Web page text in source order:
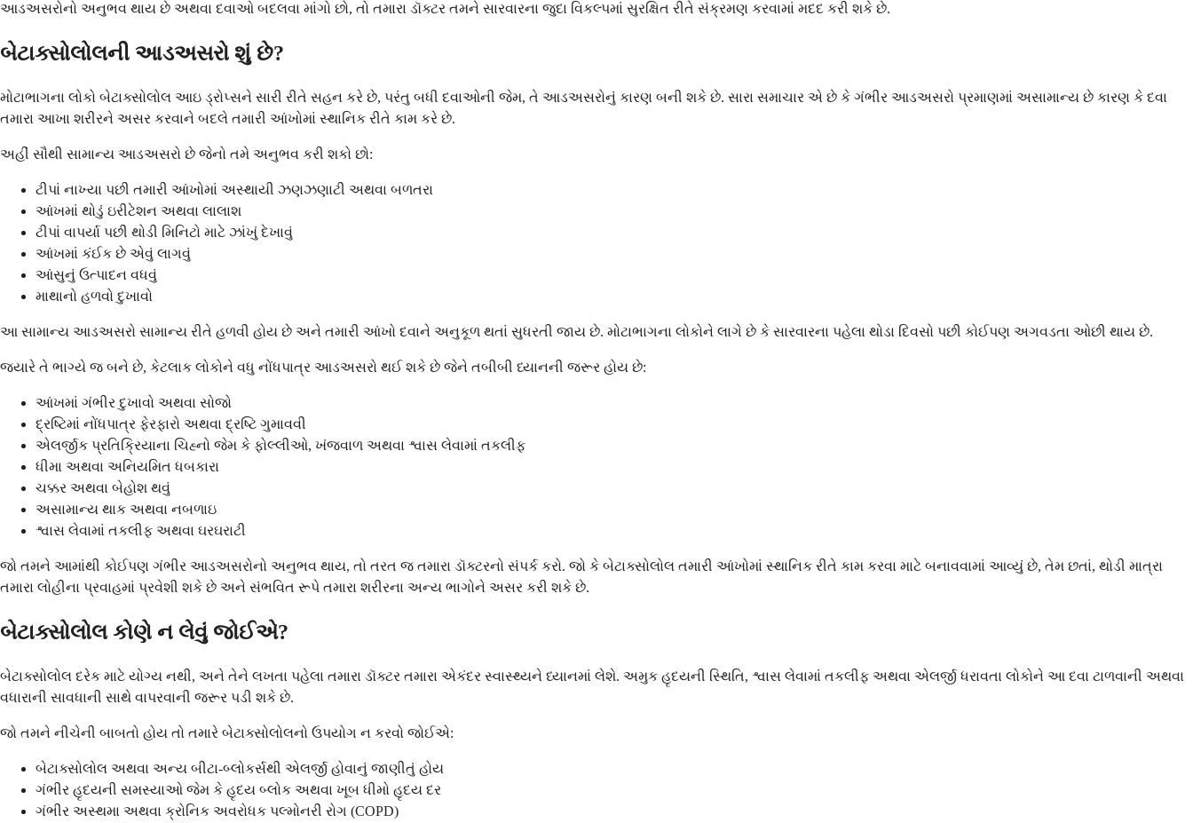
આડઅસરોનો અનુભવ થાય છે અથવા દવાઓ બદલવા માંગો છો, તો તમારા ડૉક્ટર તમને સારવારના જુદા વિકલ્પમાં સુરક્ષિત રીતે સંક્રમણ કરવામાં મદદ કરી શકે છે.
બેટાક્સોલોલની આડઅસરો શું છે?
મોટાભાગના લોકો બેટાક્સોલોલ આઇ ડ્રોપ્સને સારી રીતે સહન કરે છે, પરંતુ બધી દવાઓની જેમ, તે આડઅસરોનું કારણ બની શકે છે. સારા સમાચાર એ છે કે ગંભીર આડઅસરો પ્રમાણમાં અસામાન્ય છે કારણ કે દવા
તમારા આખા શરીરને અસર કરવાને બદલે તમારી આંખોમાં સ્થાનિક રીતે કામ કરે છે.
અહીં સૌથી સામાન્ય આડઅસરો છે જેનો તમે અનુભવ કરી શકો છો:
ટીપાં નાખ્યા પછી તમારી આંખોમાં અસ્થાયી ઝણઝણાટી અથવા બળતરા
આંખમાં થોડું ઇરીટેશન અથવા લાલાશ
ટીપાં વાપર્યા પછી થોડી મિનિટો માટે ઝાંખું દેખાવું
આંખમાં કંઈક છે એવું લાગવું
આંસુનું ઉત્પાદન વધવું
માથાનો હળવો દુખાવો
આ સામાન્ય આડઅસરો સામાન્ય રીતે હળવી હોય છે અને તમારી આંખો દવાને અનુકૂળ થતાં સુધરતી જાય છે. મોટાભાગના લોકોને લાગે છે કે સારવારના પહેલા થોડા દિવસો પછી કોઈપણ અગવડતા ઓછી થાય છે.
જ્યારે તે ભાગ્યે જ બને છે, કેટલાક લોકોને વધુ નોંધપાત્ર આડઅસરો થઈ શકે છે જેને તબીબી ધ્યાનની જરૂર હોય છે:
આંખમાં ગંભીર દુખાવો અથવા સોજો
દ્રષ્ટિમાં નોંધપાત્ર ફેરફારો અથવા દ્રષ્ટિ ગુમાવવી
એલર્જીક પ્રતિક્રિયાના ચિહ્નો જેમ કે ફોલ્લીઓ, ખંજવાળ અથવા શ્વાસ લેવામાં તકલીફ
ધીમા અથવા અનિયમિત ધબકારા
ચક્કર અથવા બેહોશ થવું
અસામાન્ય થાક અથવા નબળાઇ
શ્વાસ લેવામાં તકલીફ અથવા ઘરઘરાટી
જો તમને આમાંથી કોઈપણ ગંભીર આડઅસરોનો અનુભવ થાય, તો તરત જ તમારા ડૉક્ટરનો સંપર્ક કરો. જો કે બેટાક્સોલોલ તમારી આંખોમાં સ્થાનિક રીતે કામ કરવા માટે બનાવવામાં આવ્યું છે, તેમ છતાં, થોડી માત્રા
તમારા લોહીના પ્રવાહમાં પ્રવેશી શકે છે અને સંભવિત રૂપે તમારા શરીરના અન્ય ભાગોને અસર કરી શકે છે.
બેટાક્સોલોલ કોણે ન લેવું જોઈએ?
બેટાક્સોલોલ દરેક માટે યોગ્ય નથી, અને તેને લખતા પહેલા તમારા ડૉક્ટર તમારા એકંદર સ્વાસ્થ્યને ધ્યાનમાં લેશે. અમુક હૃદયની સ્થિતિ, શ્વાસ લેવામાં તકલીફ અથવા એલર્જી ધરાવતા લોકોને આ દવા ટાળવાની અથવા
વધારાની સાવધાની સાથે વાપરવાની જરૂર પડી શકે છે.
જો તમને નીચેની બાબતો હોય તો તમારે બેટાક્સોલોલનો ઉપયોગ ન કરવો જોઈએ:
બેટાક્સોલોલ અથવા અન્ય બીટા-બ્લોકર્સથી એલર્જી હોવાનું જાણીતું હોય
ગંભીર હૃદયની સમસ્યાઓ જેમ કે હૃદય બ્લોક અથવા ખૂબ ધીમો હૃદય દર
ગંભીર અસ્થમા અથવા ક્રોનિક અવરોધક પલ્મોનરી રોગ (COPD)